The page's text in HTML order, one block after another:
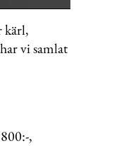
kärl,
vi samlat
,